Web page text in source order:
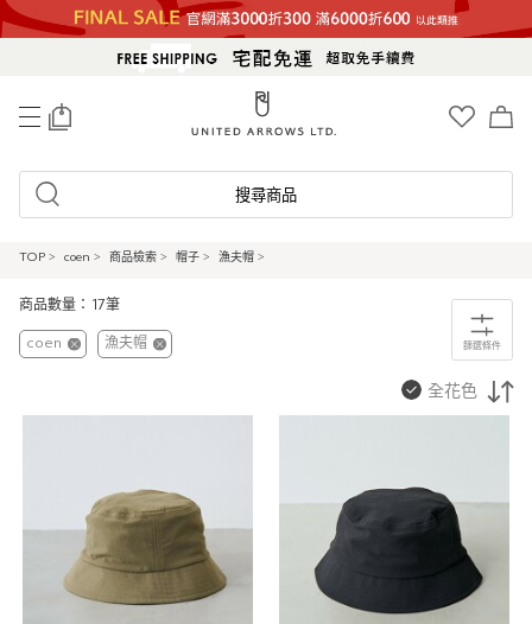
搜尋商品
TOP > coen > 商品檢索 > 帽子 > 漁夫帽 >
商品數量：17筆
篩選條件
coen 漁夫帽
全花色